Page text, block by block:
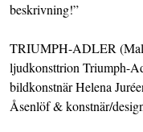
beskrivning!”
TRIUMPH-ADLER
ljudkonsttrion Triumph-
bildkonstnär Helena
Åsenlöf & konstnär/